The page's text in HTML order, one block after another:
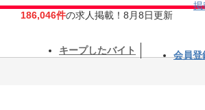
186,046件の求人掲載！8月8日更新
掲
キープしたバイト 会員登